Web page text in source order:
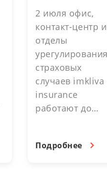
2 июля офис,
контакт-центр и
отделы
страховых
случаев imkliva
insurance
работают до
выходной день.
Подробнее